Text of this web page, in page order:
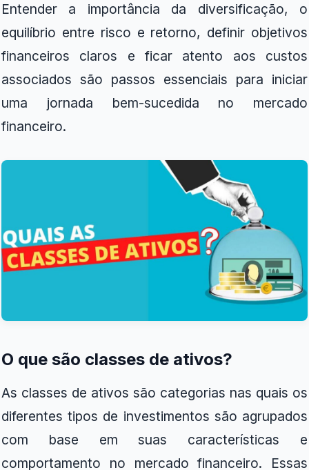
Entender a importância da diversificação, o
equilíbrio entre risco e retorno, definir objetivos
financeiros claros e ficar atento aos custos
associados são passos essenciais para iniciar
uma jornada bem-sucedida no mercado
financeiro.
O que são classes de ativos?
As classes de ativos são categorias nas quais os
diferentes tipos de investimentos são agrupados
com base em suas características e
comportamento no mercado financeiro. Essas